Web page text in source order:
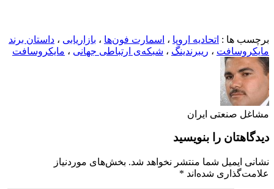
برچسب ها : اتحادیه اروپا ، اسمارت فون‌ها ، بازاریابی ، داستان برند
مایکروسافت ، ریبرندینگ ، شبکه‌ی ارتباطی جهانی ، مایکروسافت
مشاغل صنعتی ایران
دیدگاهتان را بنویسید
نشانی ایمیل شما منتشر نخواهد شد. بخش‌های موردنیاز
علامت‌گذاری شده‌اند *